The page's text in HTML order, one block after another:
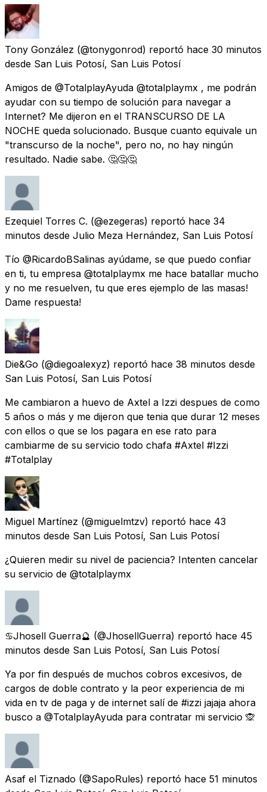
Tony González (@tonygonrod) reportó hace 30 minutos
desde San Luis Potosí, San Luis Potosí
Amigos de @TotalplayAyuda @totalplaymx , me podrán
ayudar con su tiempo de solución para navegar a
Internet? Me dijeron en el TRANSCURSO DE LA
NOCHE queda solucionado. Busque cuanto equivale un
"transcurso de la noche", pero no, no hay ningún
resultado. Nadie sabe. 🤔🤔🤔
Ezequiel Torres C. (@ezegeras) reportó hace 34
minutos desde Julio Meza Hernández, San Luis Potosí
Tío @RicardoBSalinas ayúdame, se que puedo confiar
en ti, tu empresa @totalplaymx me hace batallar mucho
y no me resuelven, tu que eres ejemplo de las masas!
Dame respuesta!
Die&Go (@diegoalexyz) reportó hace 38 minutos desde
San Luis Potosí, San Luis Potosí
Me cambiaron a huevo de Axtel a Izzi despues de como
5 años o más y me dijeron que tenia que durar 12 meses
con ellos o que se los pagara en ese rato para
cambiarme de su servicio todo chafa #Axtel #Izzi
#Totalplay
Miguel Martínez (@miguelmtzv) reportó hace 43
minutos desde San Luis Potosí, San Luis Potosí
¿Quieren medir su nivel de paciencia? Intenten cancelar
su servicio de @totalplaymx
♋️Jhosell Guerra🔮 (@JhosellGuerra) reportó hace 45
minutos desde San Luis Potosí, San Luis Potosí
Ya por fin después de muchos cobros excesivos, de
cargos de doble contrato y la peor experiencia de mi
vida en tv de paga y de internet salí de #izzi jajaja ahora
busco a @TotalplayAyuda para contratar mi servicio 🙊
Asaf el Tiznado (@SapoRules) reportó hace 51 minutos